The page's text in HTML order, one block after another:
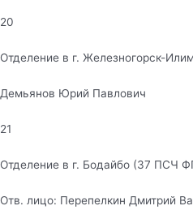
20
Отделение в г. Железногорск-
Демьянов Юрий Павлович
21
Отделение в г. Бодайбо (37 ПСЧ
Отв. лицо: Перепелкин Дмитрий